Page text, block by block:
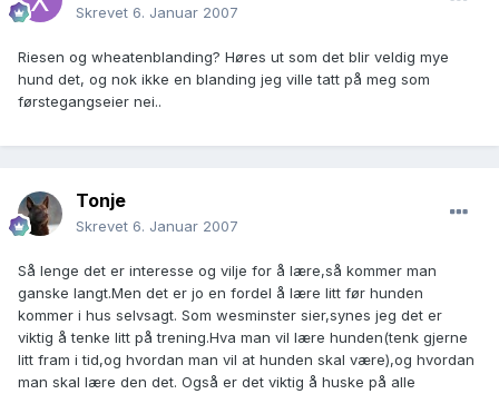
Skrevet 6. Januar 2007
Riesen og wheatenblanding? Høres ut som det blir veldig mye
hund det, og nok ikke en blanding jeg ville tatt på meg som
førstegangseier nei..
Tonje
Skrevet 6. Januar 2007
Så lenge det er interesse og vilje for å lære,så kommer man
ganske langt.Men det er jo en fordel å lære litt før hunden
kommer i hus selvsagt. Som wesminster sier,synes jeg det er
viktig å tenke litt på trening.Hva man vil lære hunden(tenk gjerne
litt fram i tid,og hvordan man vil at hunden skal være),og hvordan
man skal lære den det. Også er det viktig å huske på alle